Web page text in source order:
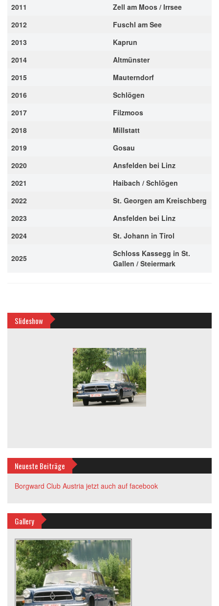
2011
Zell am Moos / Irrsee
2012
Fuschl am See
2013
Kaprun
2014
Altmünster
2015
Mauterndorf
2016
Schlögen
2017
Filzmoos
2018
Millstatt
2019
Gosau
2020
Ansfelden bei Linz
2021
Haibach / Schlögen
2022
St. Georgen am Kreischberg
2023
Ansfelden bei Linz
2024
St. Johann in Tirol
2025
Schloss Kassegg in St.
Gallen / Steiermark
Slideshow
Neueste Beiträge
Borgward Club Austria jetzt auch auf facebook
Gallery